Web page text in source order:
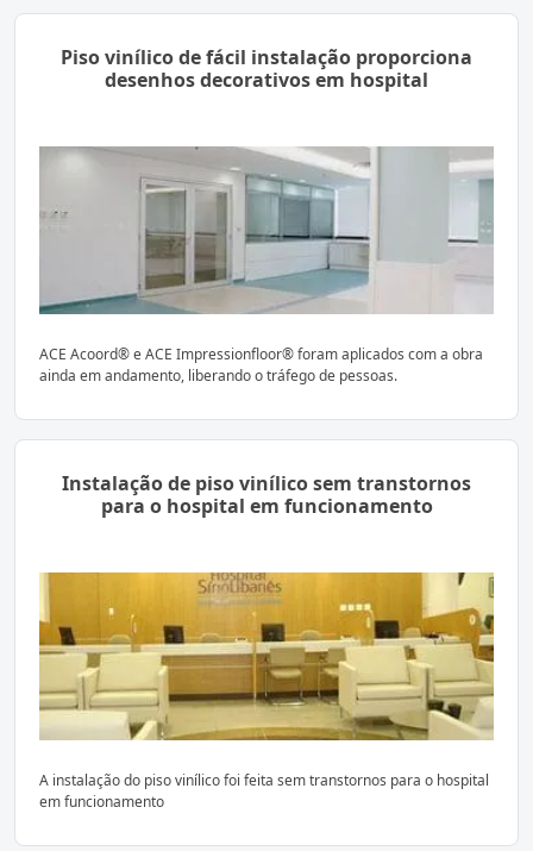
Piso vinílico de fácil instalação proporciona
desenhos decorativos em hospital
ACE Acoord® e ACE Impressionfloor® foram aplicados com a obra
ainda em andamento, liberando o tráfego de pessoas.
Instalação de piso vinílico sem transtornos
para o hospital em funcionamento
A instalação do piso vinílico foi feita sem transtornos para o hospital
em funcionamento